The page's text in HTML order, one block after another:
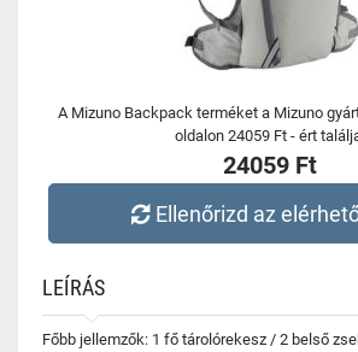
A Mizuno Backpack terméket a Mizuno
oldalon 24059 Ft - ért
24059 Ft
Ellenőrizd az
LEÍRÁS
Főbb jellemzők: 1 fő tárolórekesz / 2 belső